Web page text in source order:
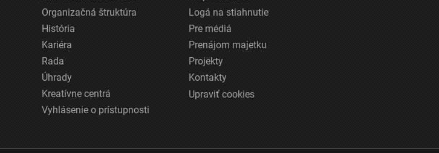
Organizačná štruktúra
História
Kariéra
Rada
Úhrady
Kreatívne centrá
Vyhlásenie o prístupnosti
Logá na stiahnutie
Pre médiá
Prenájom majetku
Projekty
Kontakty
Upraviť cookies